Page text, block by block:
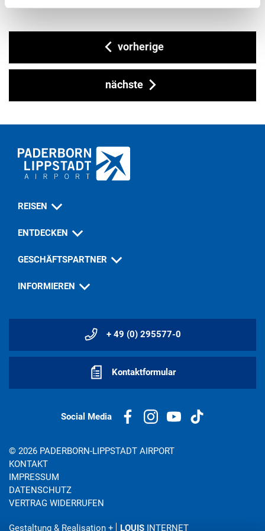
vorherige
nächste
REISEN
ENTDECKEN
GESCHÄFTSPARTNER
INFORMIEREN
+ 49 (0) 295577-0
Kontaktformular
Social Media
© 2026 PADERBORN-LIPPSTADT AIRPORT
KONTAKT
IMPRESSUM
DATENSCHUTZ
VERTRAG WIDERRUFEN
Gestaltung & Realisation + LOUIS INTERNET